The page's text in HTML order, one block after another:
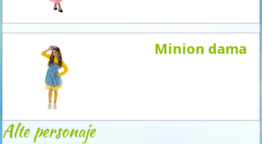
Minion dama
Alte personaje